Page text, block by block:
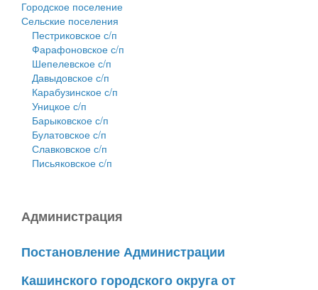
Городское поселение
Сельские поселения
Пестриковское с/п
Фарафоновское с/п
Шепелевское с/п
Давыдовское с/п
Карабузинское с/п
Уницкое с/п
Барыковское с/п
Булатовское с/п
Славковское с/п
Письяковское с/п
Администрация
Постановление Администрации
Кашинского городского округа от